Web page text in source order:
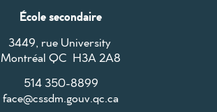
École secondaire
3449, rue University
Montréal QC H3A 2A8
514 350-8899
face@cssdm.gouv.qc.ca